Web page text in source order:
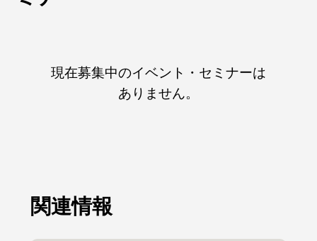
現在募集中のイベント・セミナーは
ありません。
関連情報